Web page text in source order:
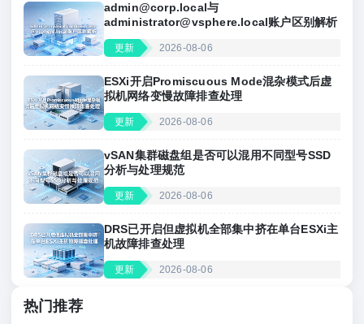
admin@corp.local与
administrator@vsphere.local账户区别解析
更新 2026-08-06
ESXi开启Promiscuous Mode混杂模式后虚
拟机网络变慢故障排查处理
更新 2026-08-06
vSAN集群磁盘组是否可以混用不同型号SSD
分析与处理规范
更新 2026-08-06
DRS已开启但虚拟机全部集中挤在单台ESXi主
机故障排查处理
更新 2026-08-06
热门推荐